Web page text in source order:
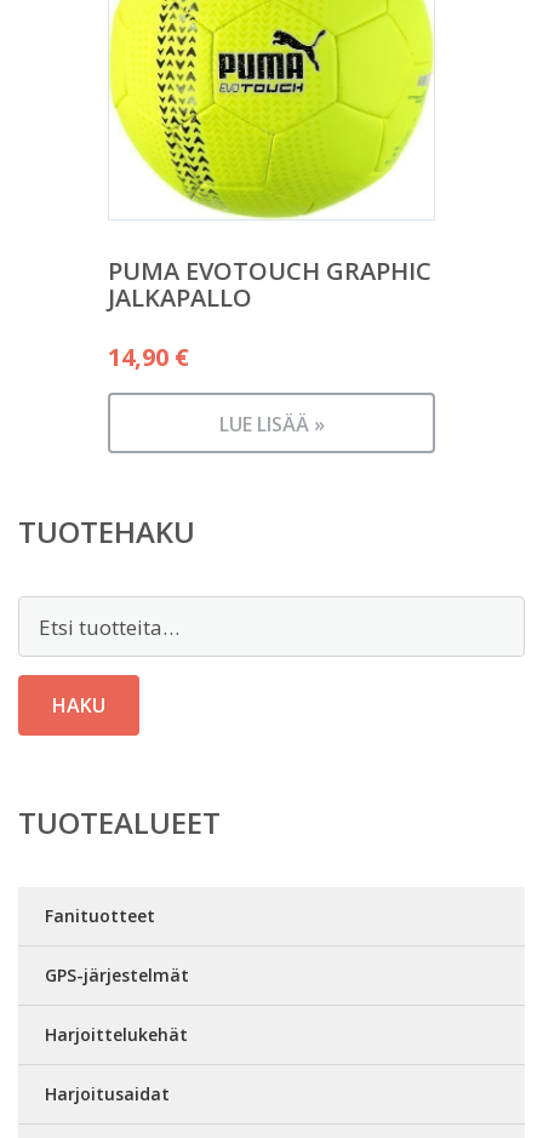
PUMA EVOTOUCH GRAPHIC
JALKAPALLO
14,90 €
LUE LISÄÄ »
TUOTEHAKU
HAKU
TUOTEALUEET
Fanituotteet
GPS-järjestelmät
Harjoittelukehät
Harjoitusaidat